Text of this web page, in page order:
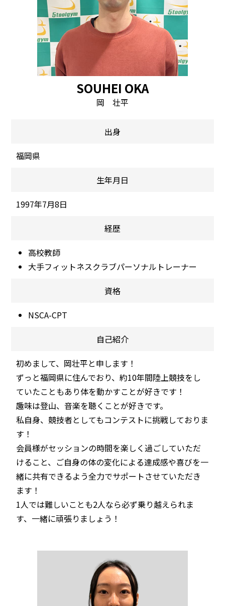
SOUHEI OKA
岡 壮平
出身
福岡県
生年月日
1997年7月8日
経歴
高校教師
大手フィットネスクラブパーソナルトレーナー
資格
NSCA-CPT
自己紹介
初めまして、岡壮平と申します！
ずっと福岡県に住んでおり、約10年間陸上競技をし
ていたこともあり体を動かすことが好きです！
趣味は登山、音楽を聴くことが好きです。
私自身、競技者としてもコンテストに挑戦しておりま
す！
会員様がセッションの時間を楽しく過ごしていただ
けること、ご自身の体の変化による達成感や喜びを一
緒に共有できるよう全力でサポートさせていただき
ます！
1人では難しいことも2人なら必ず乗り越えられま
す、一緒に頑張りましょう！